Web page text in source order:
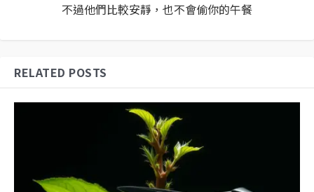
不過他們比較安靜，也不會偷你的午餐
RELATED POSTS